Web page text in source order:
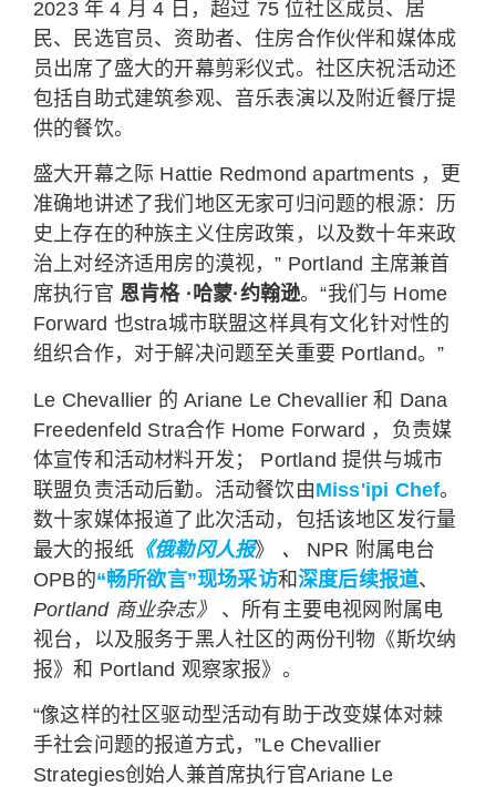
2023 年 4 月 4 日，超过 75 位社区成员、居
民、民选官员、资助者、住房合作伙伴和媒体成
员出席了盛大的开幕剪彩仪式。社区庆祝活动还
包括自助式建筑参观、音乐表演以及附近餐厅提
供的餐饮。
盛大开幕之际 Hattie Redmond apartments ，更
准确地讲述了我们地区无家可归问题的根源：历
史上存在的种族主义住房政策，以及数十年来政
治上对经济适用房的漠视，” Portland 主席兼首
席执行官 恩肯格 ·哈蒙·约翰逊。“我们与 Home
Forward 也stra城市联盟这样具有文化针对性的
组织合作，对于解决问题至关重要 Portland。”
Le Chevallier 的 Ariane Le Chevallier 和 Dana
Freedenfeld Stra合作 Home Forward ，负责媒
体宣传和活动材料开发； Portland 提供与城市
联盟负责活动后勤。活动餐饮由Miss'ipi Chef。
数十家媒体报道了此次活动，包括该地区发行量
最大的报纸 《俄勒冈人报》 、
NPR 附属电台
OPB的“畅所欲言”现场采访和深度后续报道、
Portland 商业杂志》
、所有主要电视网附属电
视台，以及服务于黑人社区的两份刊物《斯坎纳
报》和 Portland 观察家报》。
“像这样的社区驱动型活动有助于改变媒体对棘
手社会问题的报道方式，”Le Chevallier
Strategies创始人兼首席执行官Ariane Le